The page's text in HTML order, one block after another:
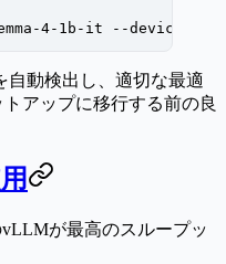
4-1b-it --device
自動検出し、適切な最適
アップに移行する前の良
が最高のスループッ